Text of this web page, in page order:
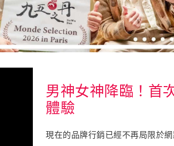
男神女神降臨！首
體驗
現在的品牌行銷已經不再局限於